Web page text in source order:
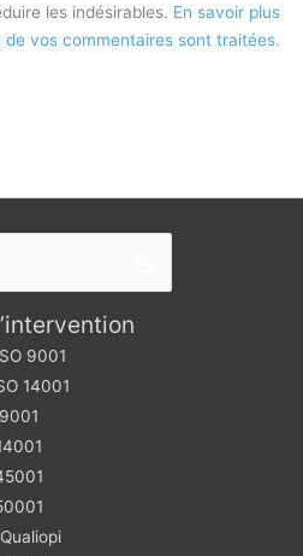
les indésirables. En savoir plus
vos commentaires sont traitées.
9001
14001